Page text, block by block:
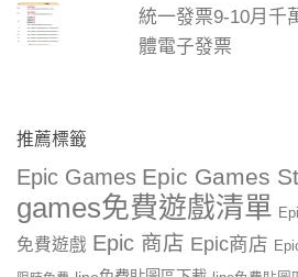
統一發票9-10月千
體電子發票
推薦標籤
Epic Games Epic Games
games免費遊戲清單
免費遊戲 Epic 商店 Epic商店